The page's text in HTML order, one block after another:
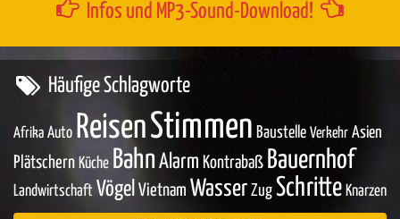
Infos und MP3-Sound-Download!
Häufige Schlagworte
Afrika Auto ReisenStimmen Baustelle Verkehr Asien
Plätschern Küche Bahn Alarm Kontrabaß Bauernhof
Landwirtschaft Vögel Vietnam Wasser Zug Schritte Knarzen